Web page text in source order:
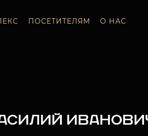
ПОСЕТИТЕЛЯМ О НАС